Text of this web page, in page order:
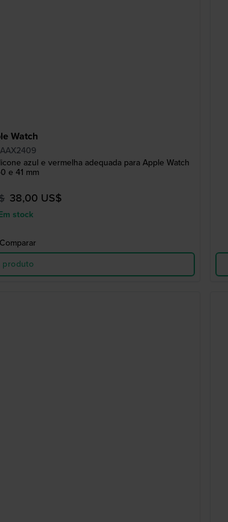
Watch
azul e vermelha adequada para Apple Watch
e 41 mm
38,00 US$
stock
Comparar
produto